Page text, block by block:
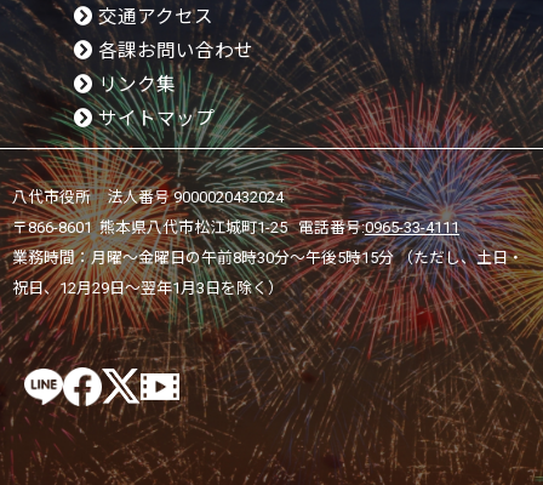
交通アクセス
各課お問い合わせ
リンク集
サイトマップ
八代市役所 法人番号 9000020432024
〒866-8601 熊本県八代市松江城町1-25 電話番号:0965-33-4111
業務時間：月曜～金曜日の午前8時30分～午後5時15分 （ただし、土日・
祝日、12月29日～翌年1月3日を除く）